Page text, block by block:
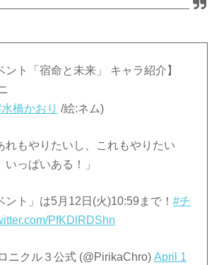
ント「宿命と未来」 キャラ紹介】
橋かおり /絵:ネム)
れもやりたいし、これもやりたい
っぱいある！」
ント」は5月12日(火)10:59まで！#チ
PfKDlRDShn
ニクル３公式 (@PirikaChro)April 1